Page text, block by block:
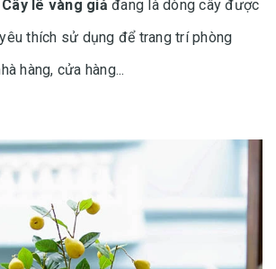
Cây lê vàng giả đang là dòng cây được
thích sử dụng để trang trí phòng
hàng, cửa hàng...